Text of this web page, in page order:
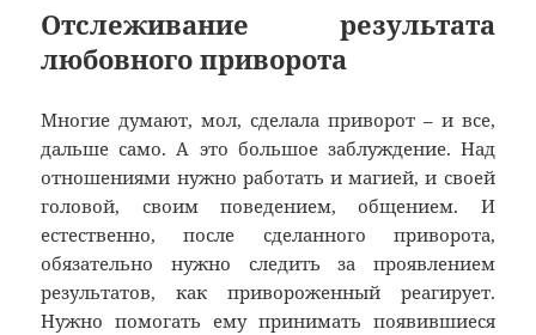
Отслеживание результата
любовного приворота
Многие думают, мол, сделала приворот – и все,
дальше само. А это большое заблуждение. Над
отношениями нужно работать и магией, и своей
головой, своим поведением, общением. И
естественно, после сделанного приворота,
обязательно нужно следить за проявлением
результатов, как привороженный реагирует.
Нужно помогать ему принимать появившиеся